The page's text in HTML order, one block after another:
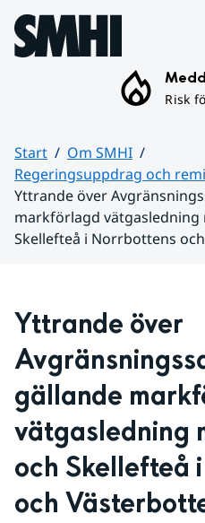
Hoppa till sidans innehåll
Risk
Start
Om SMHI
Regeringsuppdrag och
Yttrande över
markförlagd vätgasledning
Skellefteå i Norrbottens
Yttrande över
gällande
vätgasledning
och Skellefteå
och